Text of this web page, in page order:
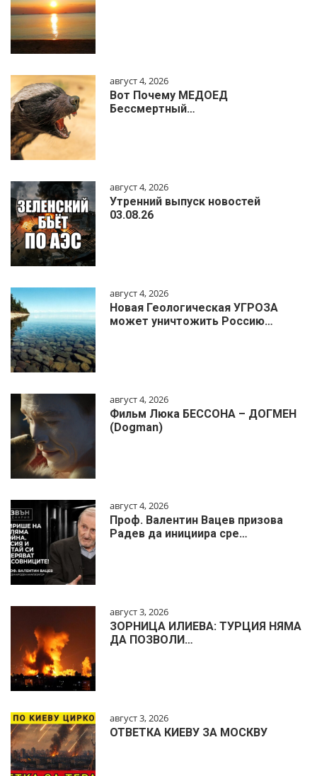
август 4, 2026
Вот Почему МЕДОЕД
Бессмертный…
август 4, 2026
Утренний выпуск новостей
03.08.26
август 4, 2026
Новая Геологическая УГРОЗА
может уничтожить Россию…
август 4, 2026
Фильм Люка БЕССОНА – ДОГМЕН
(Dogman)
август 4, 2026
Проф. Валентин Вацев призова
Радев да инициира сре…
август 3, 2026
ЗОРНИЦА ИЛИЕВА: ТУРЦИЯ НЯМА
ДА ПОЗВОЛИ…
август 3, 2026
ОТВЕТКА КИЕВУ ЗА МОСКВУ